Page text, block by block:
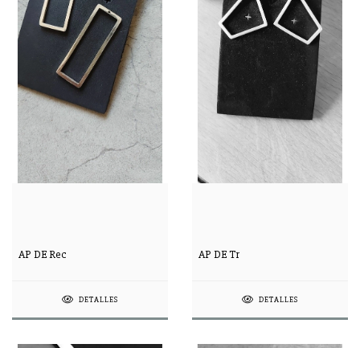
AP DE Rec
DETALLES
AP DE Tr
DETALLES